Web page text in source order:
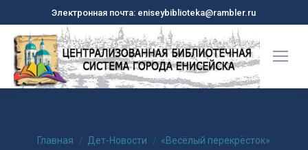
Электронная почта: eniseybiblioteka@rambler.ru
Вы здесь:
Главная Дет-Новости «Весёлый перекрёсток»